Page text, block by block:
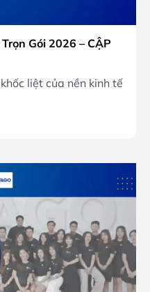
Gói 2026 – CẬP
liệt của nền kinh tế